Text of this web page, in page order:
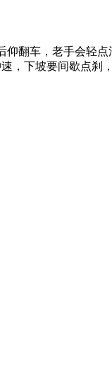
翻车，老手会轻
，下坡要间歇点刹